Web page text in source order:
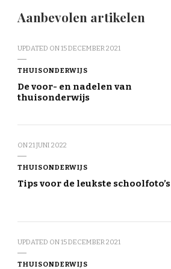
Aanbevolen artikelen
UPDATED ON15 DECEMBER 2021
THUISONDERWIJS
De voor- en nadelen van
thuisonderwijs
ON21 JUNI 2022
THUISONDERWIJS
Tips voor de leukste schoolfoto’s
UPDATED ON15 DECEMBER 2021
THUISONDERWIJS